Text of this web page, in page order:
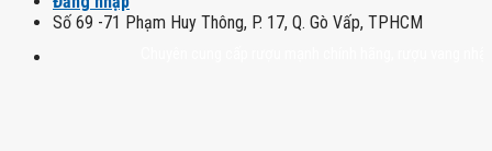
Số 69 -71 Phạm Huy Thông, P. 17, Q. Gò Vấp, TPHCM